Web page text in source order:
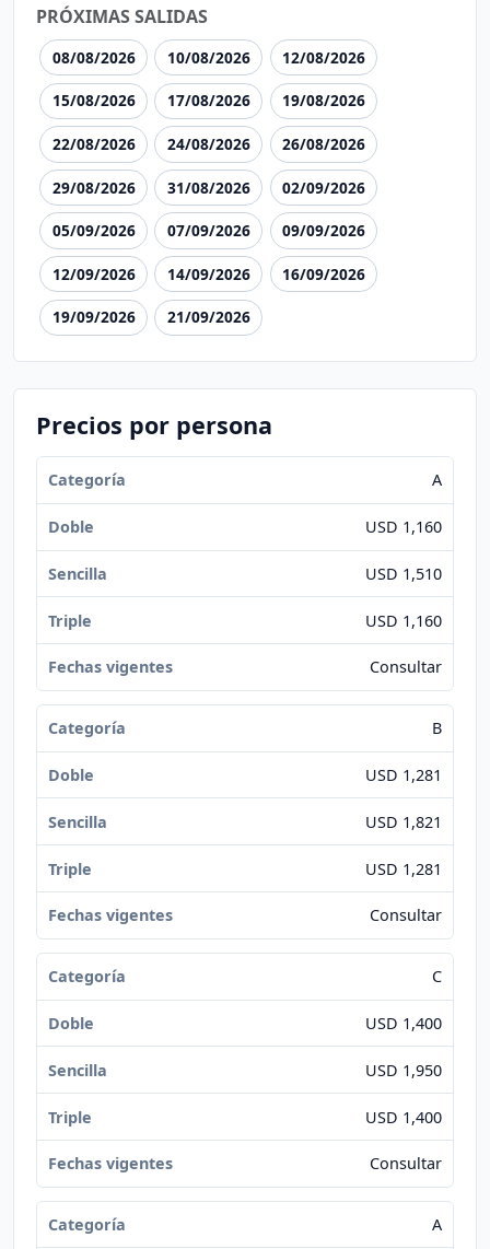
PRÓXIMAS SALIDAS
08/08/2026 10/08/2026 12/08/2026
15/08/2026 17/08/2026 19/08/2026
22/08/2026 24/08/2026 26/08/2026
29/08/2026 31/08/2026 02/09/2026
05/09/2026 07/09/2026 09/09/2026
12/09/2026 14/09/2026 16/09/2026
19/09/2026 21/09/2026
Precios por persona
A
USD 1,160
USD 1,510
USD 1,160
Consultar
B
USD 1,281
USD 1,821
USD 1,281
Consultar
C
USD 1,400
USD 1,950
USD 1,400
Consultar
A